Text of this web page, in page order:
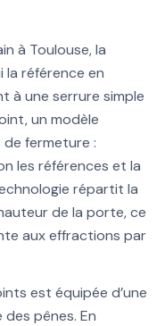
à Toulouse, la
la référence en
à une serrure simple
un modèle
fermeture :
les références et la
répartit la
de la porte, ce
aux effractions par
est équipée d’une
pênes. En